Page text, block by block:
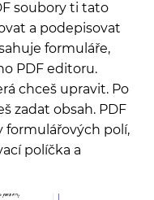
soubory ti tato
a podepisovat
formuláře,
PDF editoru.
chceš upravit. Po
zadat obsah. PDF
polí,
políčka a